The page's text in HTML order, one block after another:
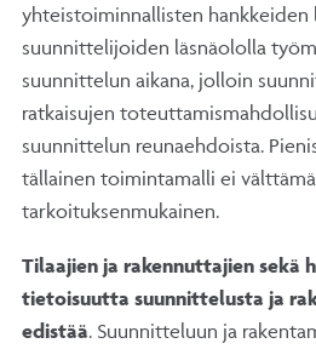
yhteistoiminnallisten hankkeiden
suunnittelijoiden läsnäololla
suunnittelun aikana, jolloin
ratkaisujen
suunnittelun reunaehdoista.
tällainen toimintamalli ei
tarkoituksenmukainen.
Tilaajien ja rakennuttajien sekä
tietoisuutta suunnittelusta ja
edistää. Suunnitteluun ja